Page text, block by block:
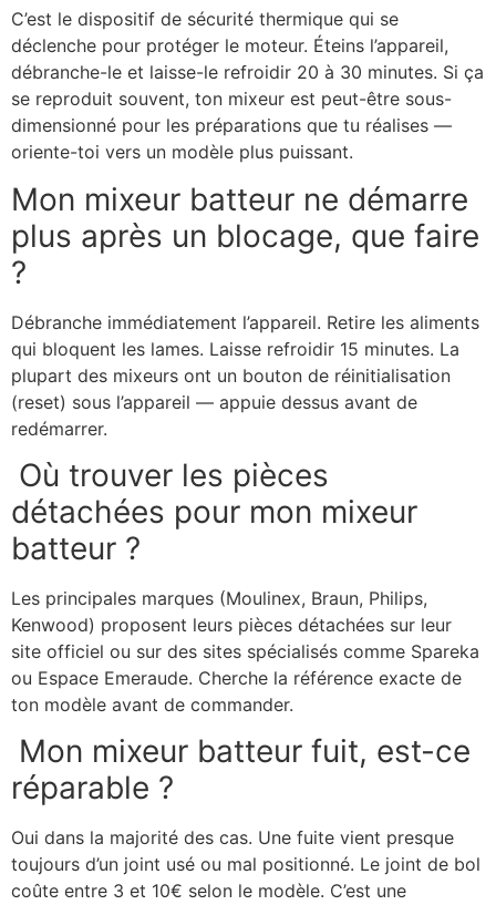
C’est le dispositif de sécurité thermique qui se
déclenche pour protéger le moteur. Éteins l’appareil,
débranche-le et laisse-le refroidir 20 à 30 minutes. Si ça
se reproduit souvent, ton mixeur est peut-être sous-
dimensionné pour les préparations que tu réalises —
oriente-toi vers un modèle plus puissant.
Mon mixeur batteur ne démarre
plus après un blocage, que faire
?
Débranche immédiatement l’appareil. Retire les aliments
qui bloquent les lames. Laisse refroidir 15 minutes. La
plupart des mixeurs ont un bouton de réinitialisation
(reset) sous l’appareil — appuie dessus avant de
redémarrer.
Où trouver les pièces
détachées pour mon mixeur
batteur ?
Les principales marques (Moulinex, Braun, Philips,
Kenwood) proposent leurs pièces détachées sur leur
site officiel ou sur des sites spécialisés comme Spareka
ou Espace Emeraude. Cherche la référence exacte de
ton modèle avant de commander.
Mon mixeur batteur fuit, est-ce
réparable ?
Oui dans la majorité des cas. Une fuite vient presque
toujours d’un joint usé ou mal positionné. Le joint de bol
coûte entre 3 et 10€ selon le modèle. C’est une